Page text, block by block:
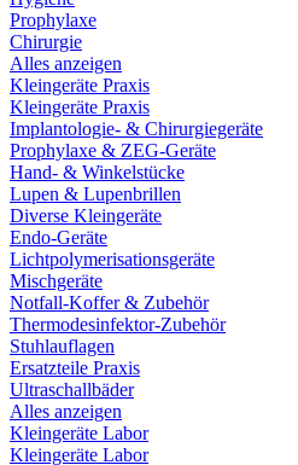
Prophylaxe
Chirurgie
Alles anzeigen
Kleingeräte Praxis
Kleingeräte Praxis
Implantologie- & Chirurgiegeräte
Prophylaxe & ZEG-Geräte
Hand- & Winkelstücke
Lupen & Lupenbrillen
Diverse Kleingeräte
Endo-Geräte
Lichtpolymerisationsgeräte
Mischgeräte
Notfall-Koffer & Zubehör
Thermodesinfektor-Zubehör
Stuhlauflagen
Ersatzteile Praxis
Ultraschallbäder
Alles anzeigen
Kleingeräte Labor
Kleingeräte Labor